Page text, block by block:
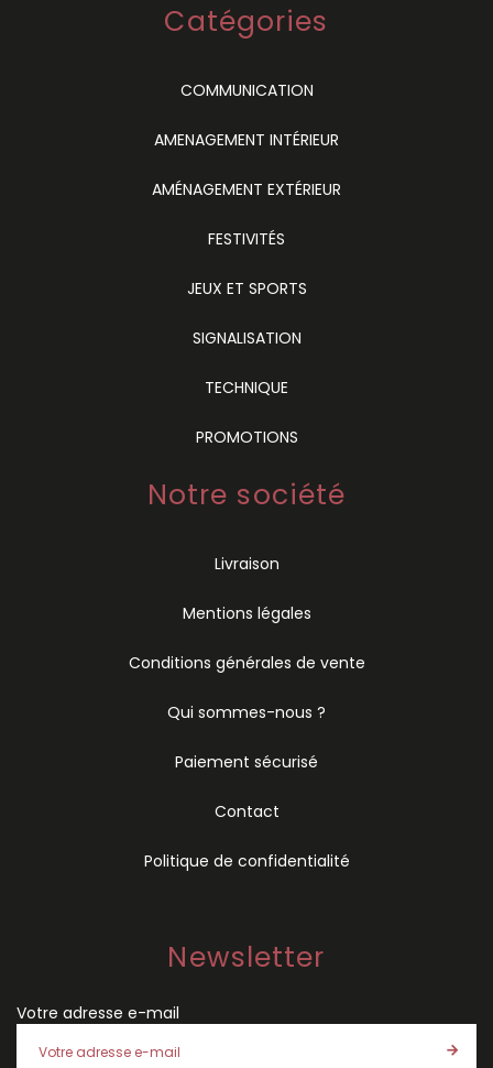
Catégories
COMMUNICATION
AMENAGEMENT INTÉRIEUR
AMÉNAGEMENT EXTÉRIEUR
FESTIVITÉS
JEUX ET SPORTS
SIGNALISATION
TECHNIQUE
PROMOTIONS
Notre société
Livraison
Mentions légales
Conditions générales de vente
Qui sommes-nous ?
Paiement sécurisé
Contact
Politique de confidentialité
Newsletter
Votre adresse e-mail